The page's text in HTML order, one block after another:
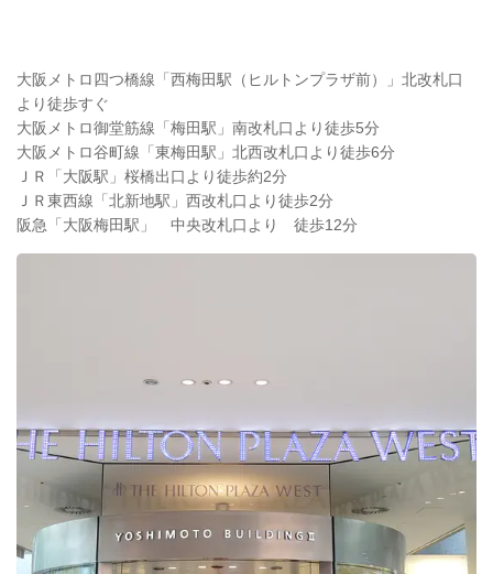
大阪メトロ四つ橋線「西梅田駅（ヒルトンプラザ前）」北改札口
より徒歩すぐ
大阪メトロ御堂筋線「梅田駅」南改札口より徒歩5分
大阪メトロ谷町線「東梅田駅」北西改札口より徒歩6分
ＪＲ「大阪駅」桜橋出口より徒歩約2分
ＪＲ東西線「北新地駅」西改札口より徒歩2分
阪急「大阪梅田駅」 中央改札口より 徒歩12分